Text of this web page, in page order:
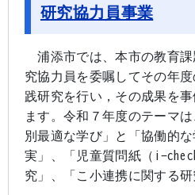
研究協力員事業
浦添市では、本市の教育課
究協力員を委嘱してその年
践研究を行い，その成果を
ます。令和７年度のテーマ
別最適な学び」と「協働的
実」、「児童質問紙（i-
究」、「こ小連携に関する研